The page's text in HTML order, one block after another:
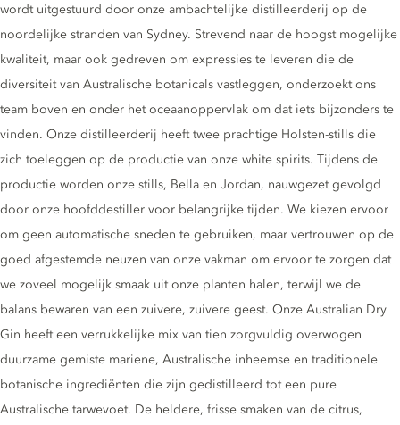
wordt uitgestuurd door onze ambachtelijke distilleerderij op de
noordelijke stranden van Sydney. Strevend naar de hoogst mogelijke
kwaliteit, maar ook gedreven om expressies te leveren die de
diversiteit van Australische botanicals vastleggen, onderzoekt ons
team boven en onder het oceaanoppervlak om dat iets bijzonders te
vinden. Onze distilleerderij heeft twee prachtige Holsten-stills die
zich toeleggen op de productie van onze white spirits. Tijdens de
productie worden onze stills, Bella en Jordan, nauwgezet gevolgd
door onze hoofddestiller voor belangrijke tijden. We kiezen ervoor
om geen automatische sneden te gebruiken, maar vertrouwen op de
goed afgestemde neuzen van onze vakman om ervoor te zorgen dat
we zoveel mogelijk smaak uit onze planten halen, terwijl we de
balans bewaren van een zuivere, zuivere geest. Onze Australian Dry
Gin heeft een verrukkelijke mix van tien zorgvuldig overwogen
duurzame gemiste mariene, Australische inheemse en traditionele
botanische ingrediënten die zijn gedistilleerd tot een pure
Australische tarwevoet. De heldere, frisse smaken van de citrus,